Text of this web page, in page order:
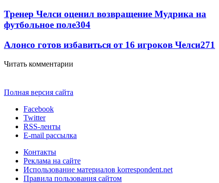
Тренер Челси оценил возвращение Мудрика на
футбольное поле304
Алонсо готов избавиться от 16 игроков Челси271
Читать комментарии
Полная версия сайта
Facebook
Twitter
RSS-ленты
E-mail рассылка
Контакты
Реклама на сайте
Использование материалов korrespondent.net
Правила пользования сайтом